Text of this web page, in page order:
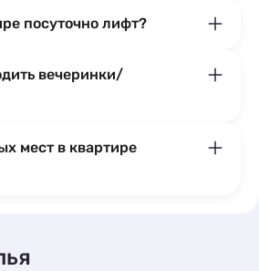
посуточно лифт?
вечеринки/
мест в квартире